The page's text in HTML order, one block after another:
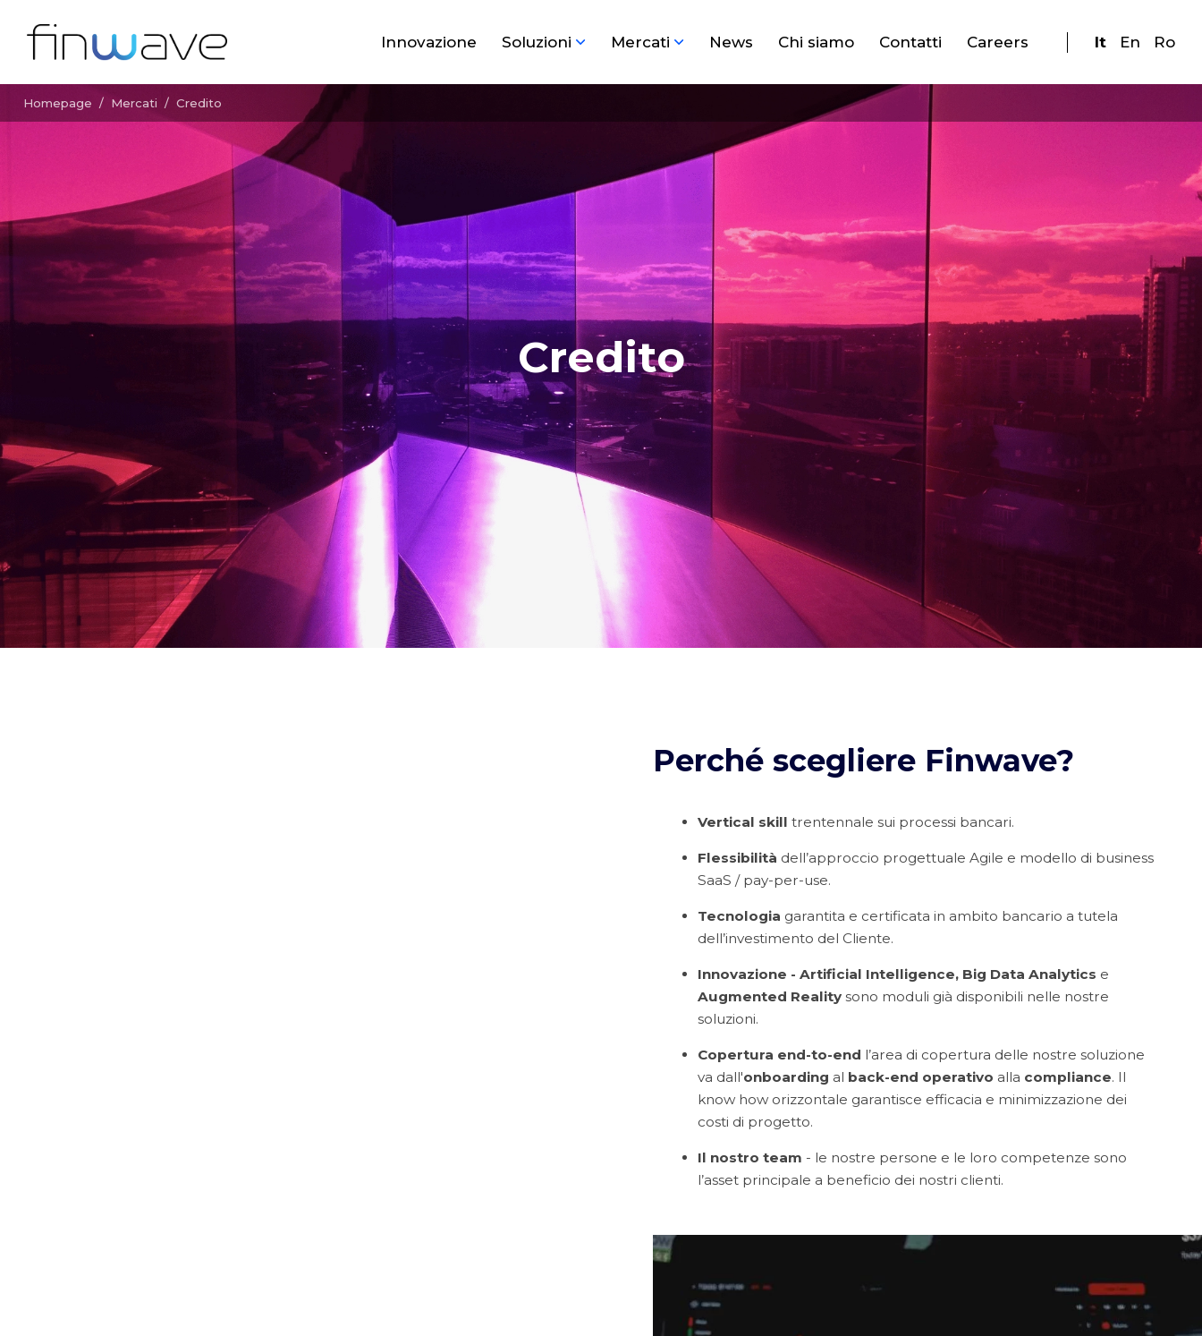
Innovazione Soluzioni Mercati News Chi siamo Contatti Careers It En Ro
Homepage / Mercati / Credito
Credito
Perché scegliere Finwave?
Vertical skill trentennale sui processi bancari.
Flessibilità dell’approccio progettuale Agile e modello di business
SaaS / pay-per-use.
Tecnologia garantita e certificata in ambito bancario a tutela
dell’investimento del Cliente.
Innovazione - Artificial Intelligence, Big Data Analytics e
Augmented Realitysono moduli già disponibili nelle nostre
soluzioni.
Copertura end-to-end l’area di copertura delle nostre soluzione
va dall'onboarding al back-end operativo alla compliance. Il
know how orizzontale garantisce efficacia e minimizzazione dei
costi di progetto.
Il nostro team - le nostre persone e le loro competenze sono
l’asset principale a beneficio dei nostri clienti.